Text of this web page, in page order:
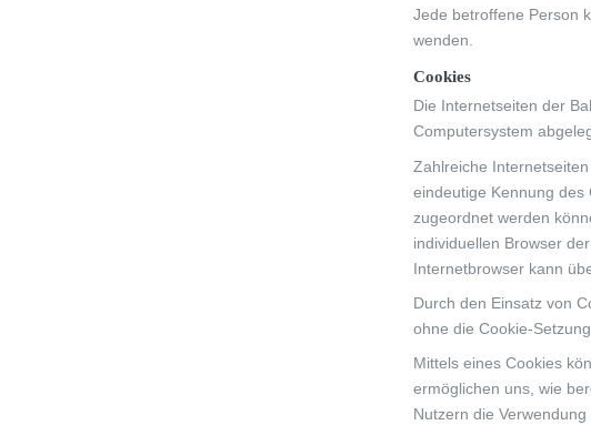
Jede betroffene Person
wenden.
Cookies
Die Internetseiten der
Computersystem
Zahlreiche
eindeutige Kennung
zugeordnet werden
individuellen Browser
Internetbrowser kann
Durch den Einsatz von
ohne die Cookie-
Mittels eines Cookies
ermöglichen uns, wie
Nutzern die